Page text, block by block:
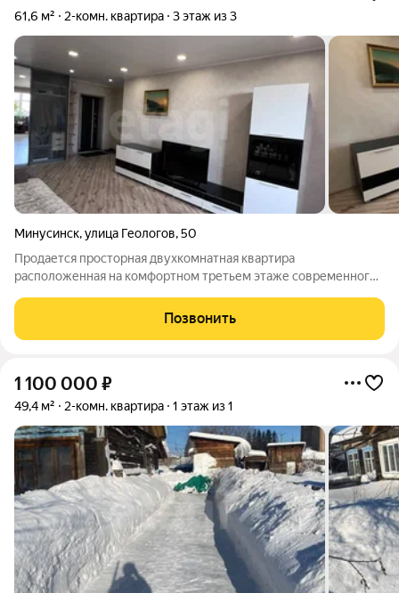
61,6 м² 2-комн. квартира 3 этаж из 3
Минусинск,улица Геологов,50
Продается просторная двухкомнатная квартира
расположенная на комфортном третьем этаже современного
квартире сделан качественный ремонт, установлен
кондиционер, балкон остеклен и утеплён. Для комфорта
Позвонить
1 100 000 ₽
49,4 м² 2-комн. квартира 1 этаж из 1